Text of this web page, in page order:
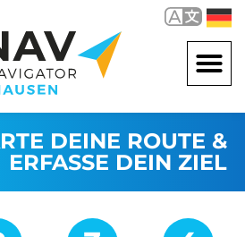
DEINE ROUTE &
ERFASSE DEIN ZIEL